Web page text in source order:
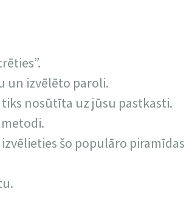
un izvēlēto paroli.
nosūtīta uz jūsu pastkasti.
šo populāro piramīdas